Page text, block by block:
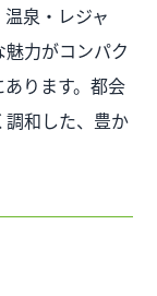
泉・レジャ
力がコンパク
ります。都会
和した、豊か